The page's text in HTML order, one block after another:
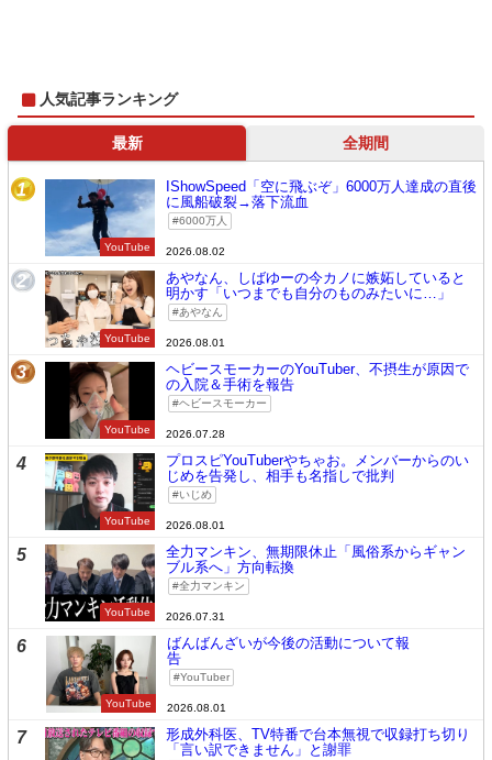
人気記事ランキング
最新 全期間
1
YouTube
IShowSpeed「空に飛ぶぞ」6000万人達成の直後
に風船破裂→落下流血
6000万人
2026.08.02
2
YouTube
あやなん、しばゆーの今カノに嫉妬していると
明かす「いつまでも自分のものみたいに…」
あやなん
2026.08.01
3
YouTube
ヘビースモーカーのYouTuber、不摂生が原因で
の入院＆手術を報告
ヘビースモーカー
2026.07.28
4
YouTube
プロスピYouTuberやちゃお。メンバーからのい
じめを告発し、相手も名指しで批判
いじめ
2026.08.01
5
YouTube
全力マンキン、無期限休止「風俗系からギャン
ブル系へ」方向転換
全力マンキン
2026.07.31
6
YouTube
ばんばんざいが今後の活動について報
告
YouTuber
2026.08.01
7
形成外科医、TV特番で台本無視で収録打ち切り
「言い訳できません」と謝罪